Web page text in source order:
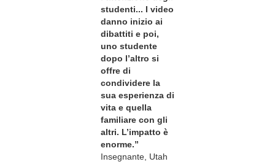
studenti... I video
danno inizio ai
dibattiti e poi,
uno studente
dopo l’altro si
offre di
condividere la
sua esperienza di
vita e quella
familiare con gli
altri. L’impatto è
enorme.”
Insegnante, Utah